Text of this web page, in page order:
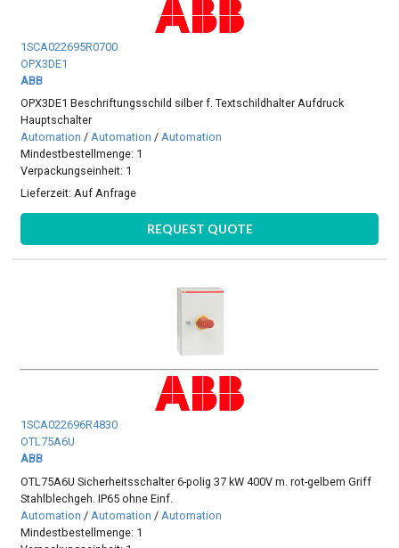
1SCA022695R0700
OPX3DE1
ABB
OPX3DE1 Beschriftungsschild silber f. Textschildhalter Aufdruck
Hauptschalter
Automation /Automation /Automation
Mindestbestellmenge: 1
Verpackungseinheit: 1
Lieferzeit:Auf Anfrage
REQUEST QUOTE
1SCA022696R4830
OTL75A6U
ABB
OTL75A6U Sicherheitsschalter 6-polig 37 kW 400V m. rot-gelbem Griff
Stahlblechgeh. IP65 ohne Einf.
Automation / Automation / Automation
Mindestbestellmenge: 1